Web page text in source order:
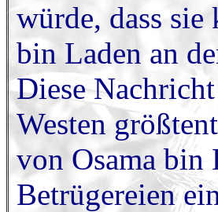
würde, dass
bin Laden an
Diese
Westen
von Osama bin
Betrügereien